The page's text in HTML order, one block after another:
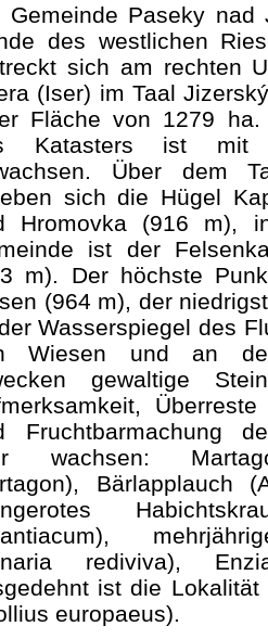
Gemeinde Paseky nad
des westlichen
sich am rechten
(Iser) im Taal
Fläche von 1279
Katasters ist mit
Über dem
sich die Hügel
Hromovka (916 m),
ist der
m). Der höchste
(964 m), der
Wasserspiegel des
Wiesen und an
gewaltige
Fruchtbarmachung
wachsen:
Bärlapplauch
rediviva),
ist die Lokalität
europaeus).